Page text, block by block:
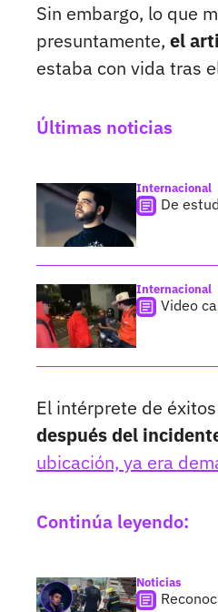
Sin embargo, lo que
presuntamente, el
estaba con vida tras
Últimas noticias
Internacional
De
Internacional
Video
El intérprete de
después del
ubicación, ya era
Continúa leyendo:
Noticias